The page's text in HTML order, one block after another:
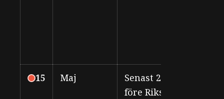
15 Maj
Senast 2 veckor
före Riksmöte